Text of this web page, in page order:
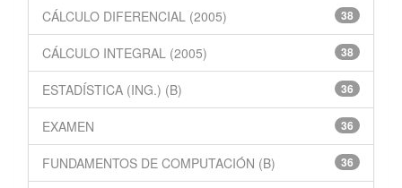
38
CÁLCULO DIFERENCIAL (2005)
38
CÁLCULO INTEGRAL (2005)
36
ESTADÍSTICA (ING.) (B)
36
EXAMEN
36
FUNDAMENTOS DE COMPUTACIÓN (B)